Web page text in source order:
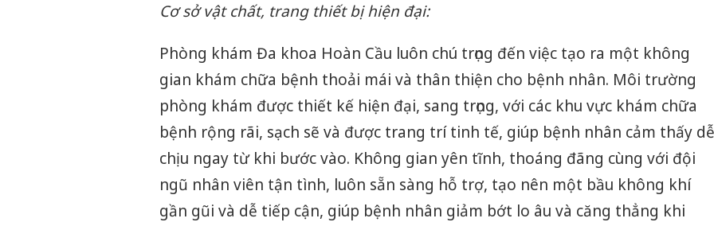
Cơ sở vật chất, trang thiết bị hiện đại:
Phòng khám Đa khoa Hoàn Cầu luôn chú trọng đến việc tạo ra một không
gian khám chữa bệnh thoải mái và thân thiện cho bệnh nhân. Môi trường
phòng khám được thiết kế hiện đại, sang trọng, với các khu vực khám chữa
bệnh rộng rãi, sạch sẽ và được trang trí tinh tế, giúp bệnh nhân cảm thấy dễ
chịu ngay từ khi bước vào. Không gian yên tĩnh, thoáng đãng cùng với đội
ngũ nhân viên tận tình, luôn sẵn sàng hỗ trợ, tạo nên một bầu không khí
gần gũi và dễ tiếp cận, giúp bệnh nhân giảm bớt lo âu và căng thẳng khi